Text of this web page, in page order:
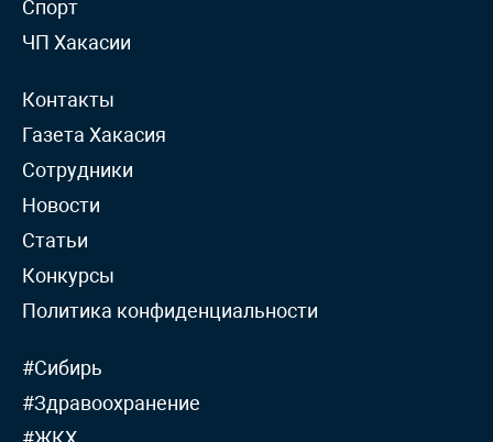
Спорт
ЧП Хакасии
Контакты
Газета Хакасия
Сотрудники
Новости
Статьи
Конкурсы
Политика конфиденциальности
#Сибирь
#Здравоохранение